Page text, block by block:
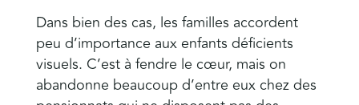
Dans bien des cas, les familles accordent
peu d’importance aux enfants déficients
visuels. C’est à fendre le cœur, mais on
abandonne beaucoup d’entre eux chez des